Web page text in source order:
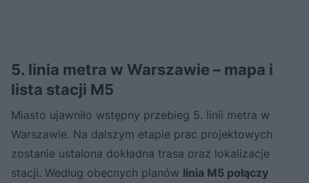
5. linia metra w Warszawie – mapa i
lista stacji M5
Miasto ujawniło wstępny przebieg 5. linii metra w
Warszawie. Na dalszym etapie prac projektowych
zostanie ustalona dokładna trasa oraz lokalizacje
stacji. Według obecnych planów linia M5 połączy